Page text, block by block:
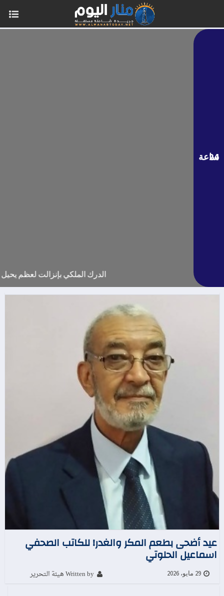
24 ساعة
الدرك الملكي بإنزالت لعظم يحيل
عيد أضحى بطعم المكر والغدر! للكاتب الصحفي
اسماعيل الحلوتي
29 مايو، 2026